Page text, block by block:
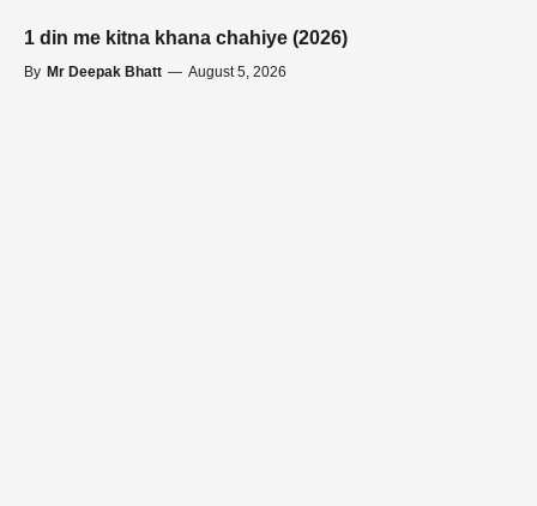
1 din me kitna khana chahiye (2026)
By Mr Deepak Bhatt — August 5, 2026